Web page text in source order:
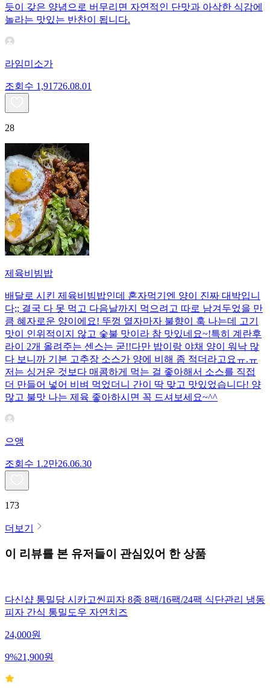
듯이 갖은 양념으로 버무리면 자연적인 단맛과 아삭한 식감에
놀라는 맛있는 반찬이 됩니다.
라임미소가
조회수 1,91726.08.01
28
제육비빔밥
배달로 시킨 제육비빔밥인데 혼자먹기엔 양이 진짜 대박입니
다;; 결국 다 못 먹고 다음날까지 먹으려고 따로 남겨두었을 만
큼 혜자로운 양이에요! 뚜껑 열자마자 불향이 훅 나는데 고기
맛이 인위적이지 않고 숯불 맛이라 참 맛있네요~!특히 계란후
라이 2개 올려주는 센스는 굳!! ​다만 밥이랑 야채 양이 워낙 많
다 보니까 기본 고추장 소스가 양에 비해 좀 적더라고요ㅠ.ㅠ
저는 싱거운 것보다 매콤하게 먹는 걸 좋아해서 소스를 직접
더 만들어 넣어 비벼 먹었더니 간이 딱 맞고 맛있었습니다! 양
많고 불맛 나는 제육 좋아하시면 꼭 드셔보세요~^^
으앵
조회수 1.2만26.06.30
173
더보기
이 리뷰를 본 유저들이 관심있어 한 상품
다신샵 통밀당 시카고씬피자 8종 8팩/16팩/24팩 식단관리 냉동
피자 간식 통밀도우 자연치즈
24,000원
9%21,900원